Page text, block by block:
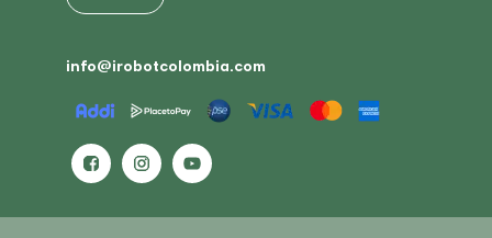
info@irobotcolombia.com